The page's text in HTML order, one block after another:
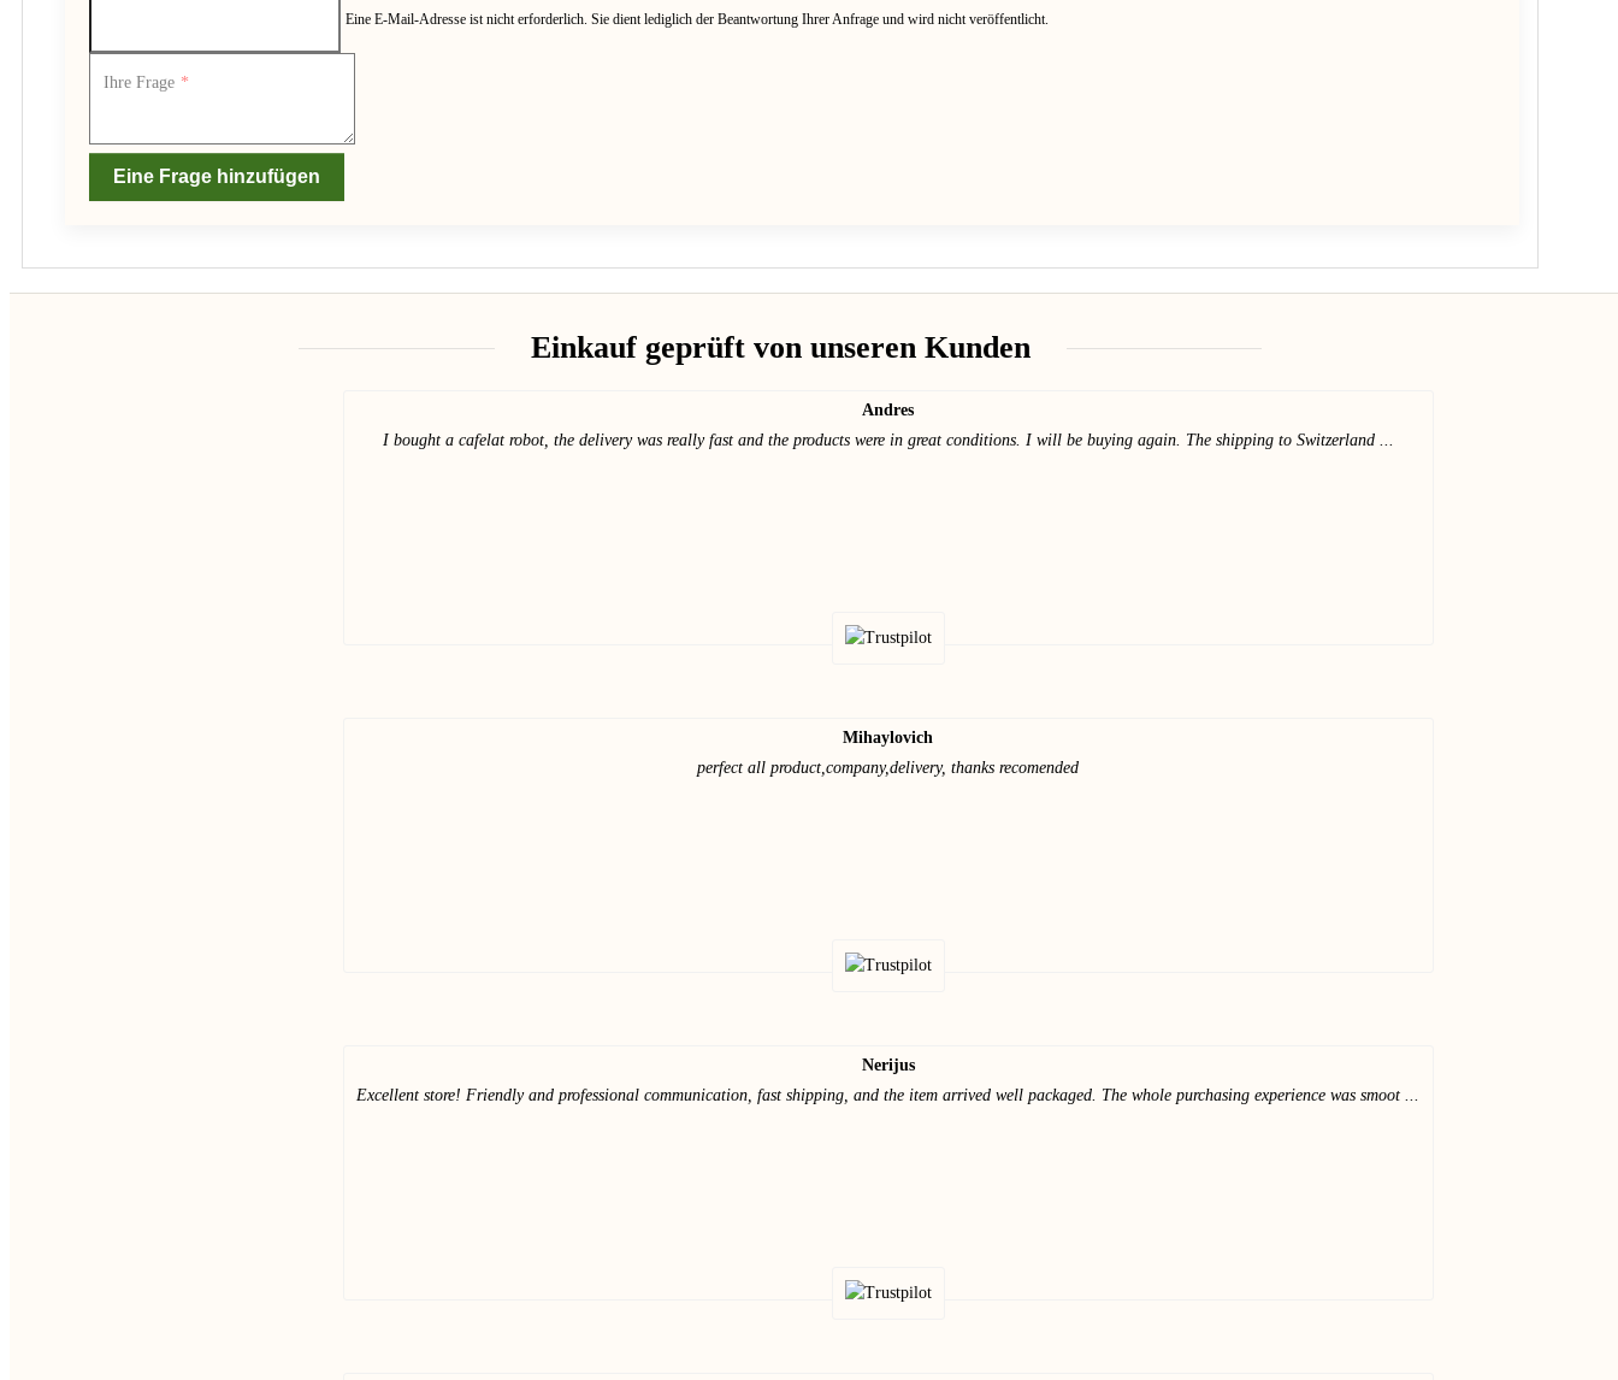
Eine E-Mail-Adresse ist nicht erforderlich. Sie dient lediglich der Beantwortung Ihrer Anfrage und wird nicht veröffentlicht.
Ihre Frage
Eine Frage hinzufügen
Einkauf geprüft von unseren Kunden
Andres
I bought a cafelat robot, the delivery was really fast and the products were in great conditions. I will be buying again. The shipping to Switzerland ...
Mihaylovich
perfect all product,company,delivery, thanks recomended
Nerijus
Excellent store! Friendly and professional communication, fast shipping, and the item arrived well packaged. The whole purchasing experience was smoot ...